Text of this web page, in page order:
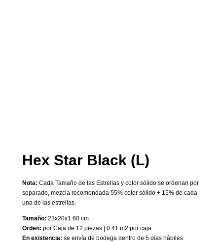
Hex Star Black (L)
Nota: Cada Tamaño de las Estrellas y color sólido se ordenan por
separado, mezcla recomendada 55% color sólido + 15% de cada
una de las estrellas.
Tamaño: 23x20x1.60 cm
Orden: por Caja de 12 piezas | 0.41 m2 por caja
En existencia: se envía de bodega dentro de 5 días hábiles